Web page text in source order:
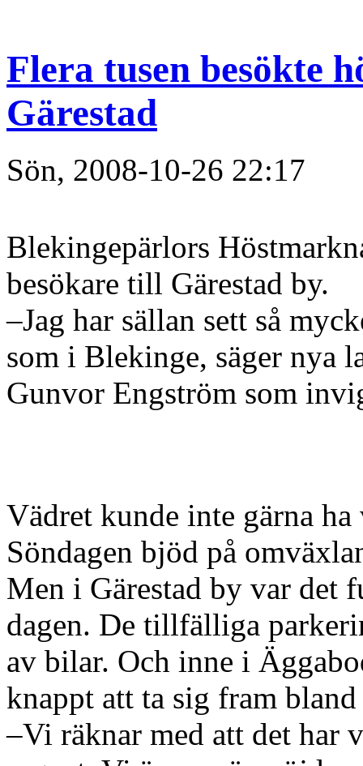
Flera tusen besökte
Gärestad
Sön, 2008-10-26 22:17
Blekingepärlors
besökare till Gärestad by.
–Jag har sällan sett så
som i Blekinge, säger nya
Gunvor Engström som
Vädret kunde inte gärna
Söndagen bjöd på
Men i Gärestad by var det
dagen. De tillfälliga
av bilar. Och inne i
knappt att ta sig fram
–Vi räknar med att det har